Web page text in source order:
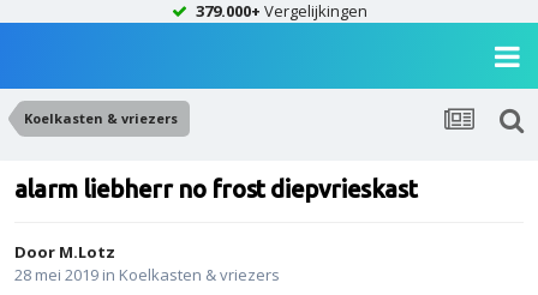
379.000+ Vergelijkingen
Koelkasten & vriezers
alarm liebherr no frost diepvrieskast
Door M.Lotz
28 mei 2019 in Koelkasten & vriezers